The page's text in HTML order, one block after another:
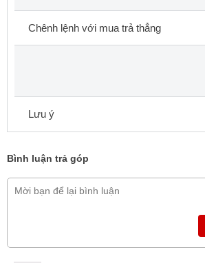
Chênh lệnh với mua trả thẳng
Lưu ý
Bình luận trả góp